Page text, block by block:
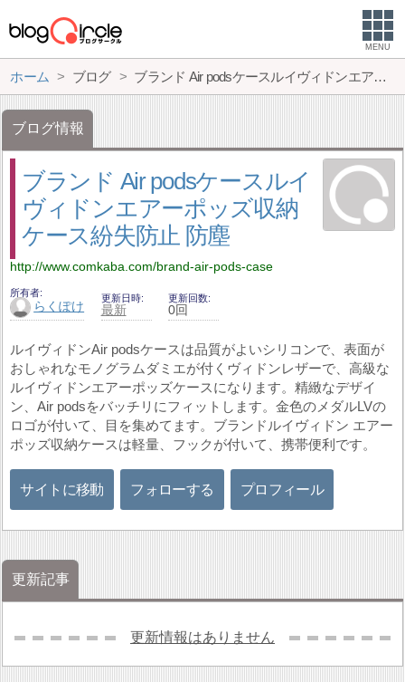
MENU
ホーム ブログ ブランド Air podsケースルイヴィドンエアーポッズ収納ケース紛失防止 防塵
ブログ情報
ブランド Air podsケースルイ
ヴィドンエアーポッズ収納
ケース紛失防止 防塵
http://www.comkaba.com/brand-air-pods-case
所有者
らくぽけ
更新日時
最新
更新回数
0回
ルイヴィドンAir podsケースは品質がよいシリコンで、表面が
おしゃれなモノグラムダミエが付くヴィドンレザーで、高級な
ルイヴィドンエアーポッズケースになります。精緻なデザイ
ン、Air podsをバッチリにフィットします。金色のメダルLVの
ロゴが付いて、目を集めてます。ブランドルイヴィドン エアー
ポッズ収納ケースは軽量、フックが付いて、携帯便利です。
サイトに移動 フォローする プロフィール
更新記事
更新情報はありません